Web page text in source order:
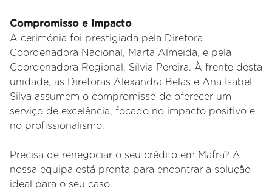
Compromisso e Impacto
A cerimónia foi prestigiada pela Diretora
Coordenadora Nacional, Marta Almeida, e pela
Coordenadora Regional, Sílvia Pereira. À frente desta
unidade, as Diretoras Alexandra Belas e Ana Isabel
Silva assumem o compromisso de oferecer um
serviço de excelência, focado no impacto positivo e
no profissionalismo.
Precisa de renegociar o seu crédito em Mafra? A
nossa equipa está pronta para encontrar a solução
ideal para o seu caso.